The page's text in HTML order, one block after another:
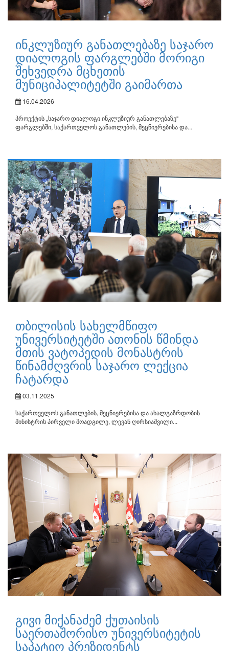
ინკლუზიურ განათლებაზე საჯარო
დიალოგის ფარგლებში მორიგი
შეხვედრა მცხეთის
მუნიციპალიტეტში გაიმართა
16.04.2026
პროექტის „საჯარო დიალოგი ინკლუზიურ განათლებაზე“
ფარგლებში, საქართველოს განათლების, მეცნიერებისა და...
თბილისის სახელმწიფო
უნივერსიტეტში ათონის წმინდა
მთის ვატოპედის მონასტრის
წინამძღვრის საჯარო ლექცია
ჩატარდა
03.11.2025
საქართველოს განათლების, მეცნიერებისა და ახალგაზრდობის
მინისტრის პირველი მოადგილე, ლევან ღირსიაშვილი...
გივი მიქანაძემ ქუთაისის
საერთაშორისო უნივერსიტეტის
საპატიო პრეზიდენტს